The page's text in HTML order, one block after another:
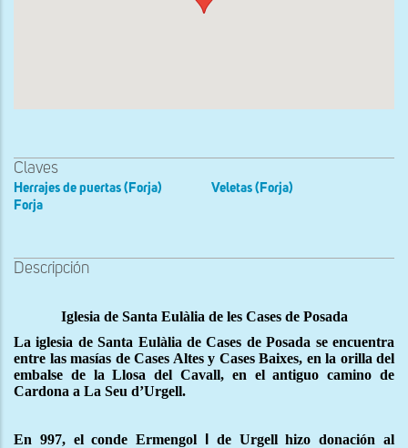
Claves
Herrajes de puertas (Forja)
Forja
Veletas (Forja)
Descripción
Iglesia de Santa Eulàlia de les Cases de Posada
La iglesia de Santa Eulàlia de Cases de Posada se encuentra
entre las masías de Cases Altes y Cases Baixes, en la orilla del
embalse de la Llosa del Cavall, en el antiguo camino de
Cardona a La Seu d’Urgell.
En 997, el conde Ermengol
de Urgell hizo donación al